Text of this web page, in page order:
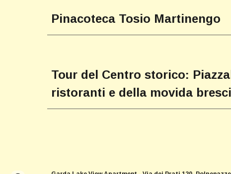
Pinacoteca Tosio Martinengo
Tour del Centro storico:
ristoranti e della movida